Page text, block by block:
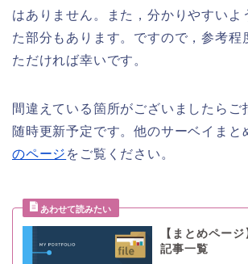
はありません。また，分かりやすいよ
た部分もあります。ですので，参考程
ただければ幸いです。
間違えている箇所がございましたらご
随時更新予定です。他のサーベイまと
のページ をご覧ください。
【まとめペー
記事一覧